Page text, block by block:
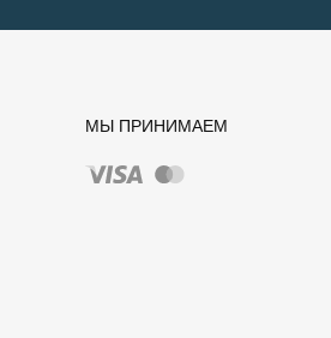
МЫ ПРИНИМАЕМ